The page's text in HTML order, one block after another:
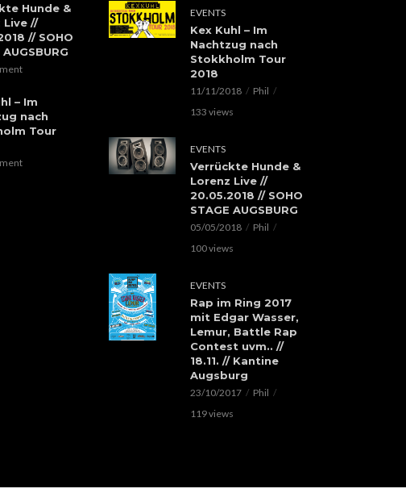
Hunde &
Live //
// SOHO
AUGSBURG
– Im
nach
Tour
EVENTS
Kex Kuhl – Im
Nachtzug nach
Stokkholm Tour
2018
11/11/2018
Phil
133 views
EVENTS
Verrückte Hunde &
Lorenz Live //
20.05.2018 // SOHO
STAGE AUGSBURG
05/05/2018
Phil
100 views
EVENTS
Rap im Ring 2017
mit Edgar Wasser,
Lemur, Battle Rap
Contest uvm.. //
18.11. // Kantine
Augsburg
23/10/2017
Phil
119 views